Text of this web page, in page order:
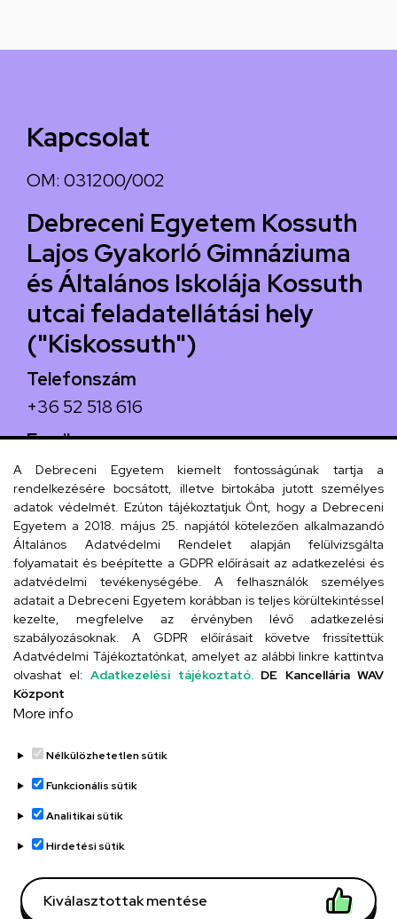
Kapcsolat
OM: 031200/002
Debreceni Egyetem Kossuth
Lajos Gyakorló Gimnáziuma
és Általános Iskolája Kossuth
utcai feladatellátási hely
("Kiskossuth")
Telefonszám
+36 52 518 616
Email
iskola@kossuth-alt.unideb.hu
Cím
4024 Debrecen, Kossuth utca 33.
Szervezeti telefonkönyv
UD telefonkönyv
Adatvédelem
Adatvédelem
Régi oldal
A Debreceni Egyetem kiemelt fontosságúnak tartja a
rendelkezésére bocsátott, illetve birtokába jutott személyes
adatok védelmét. Ezúton tájékoztatjuk Önt, hogy a Debreceni
Egyetem a 2018. május 25. napjától kötelezően alkalmazandó
Általános Adatvédelmi Rendelet alapján felülvizsgálta
folyamatait és beépítette a GDPR előírásait az adatkezelési és
adatvédelmi tevékenységébe. A felhasználók személyes
adatait a Debreceni Egyetem korábban is teljes körültekintéssel
kezelte, megfelelve az érvényben lévő adatkezelési
szabályozásoknak. A GDPR előírásait követve frissítettük
Adatvédelmi Tájékoztatónkat, amelyet az alábbi linkre kattintva
olvashat el: Adatkezelési tájékoztató. DE Kancellária WAV
Központ
More info
Nélkülözhetetlen sütik
Funkcionális sütik
Analitikai sütik
Hirdetési sütik
Kiválasztottak mentése